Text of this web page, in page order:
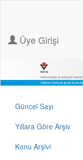
Üye Girişi
Güncel Sayı
Yıllara Göre Arşiv
Konu Arşivi